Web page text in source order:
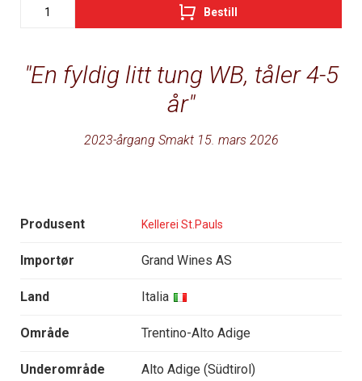
En fyldig litt tung WB, tåler 4-5
år
2023-årgang Smakt 15. mars 2026
Produsent Kellerei St.Pauls
Importør Grand Wines AS
Land Italia
Område Trentino-Alto Adige
Underområde Alto Adige (Südtirol)
Bestill